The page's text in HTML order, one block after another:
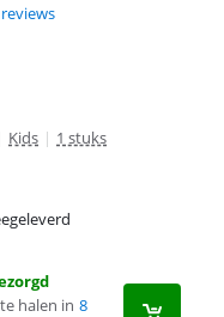
7 reviews.
Kids | 1 stuks
halen in 8